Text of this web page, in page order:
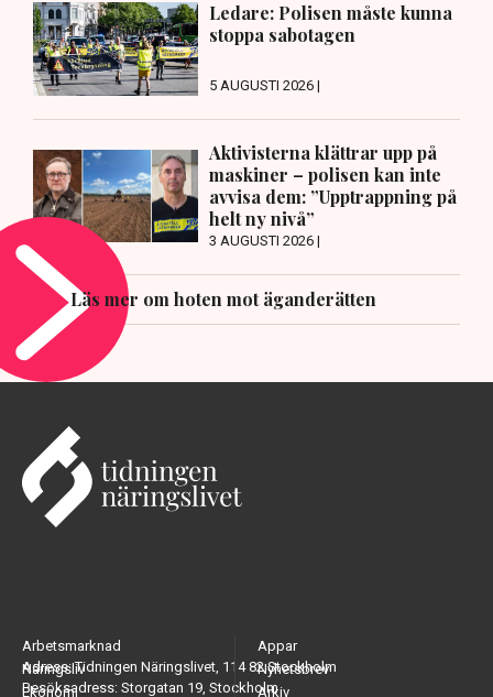
Ledare: Polisen måste kunna
stoppa sabotagen
5 AUGUSTI 2026 |
Aktivisterna klättrar upp på
maskiner – polisen kan inte
avvisa dem: ”Upptrappning på
helt ny nivå”
3 AUGUSTI 2026 |
Läs mer om hoten mot äganderätten
Adress: Tidningen Näringslivet, 114 82 Stockholm
Besöksadress: Storgatan 19, Stockholm
Arbetsmarknad
Näringsliv
Ekonomi
Appar
Nyhetsbrev
Arkiv